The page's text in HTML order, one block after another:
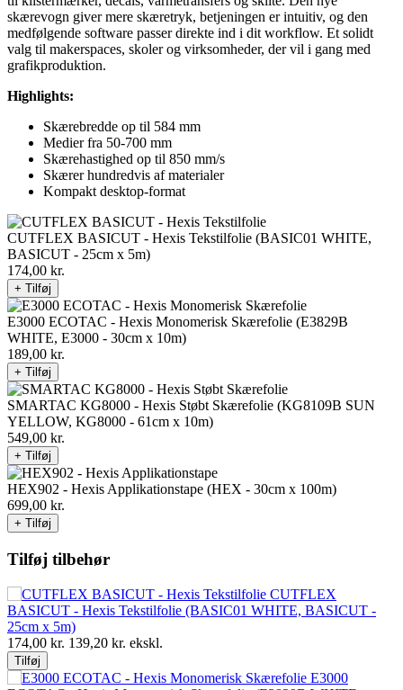
skærevogn giver mere skæretryk, betjeningen er intuitiv, og den
medfølgende software passer direkte ind i dit workflow. Et solidt
valg til makerspaces, skoler og virksomheder, der vil i gang med
grafikproduktion.
Highlights:
Skærebredde op til 584 mm
Medier fra 50-700 mm
Skærehastighed op til 850 mm/s
Skærer hundredvis af materialer
Kompakt desktop-format
CUTFLEX BASICUT - Hexis Tekstilfolie (BASIC01 WHITE,
BASICUT - 25cm x 5m)
174,00 kr.
+ Tilføj
E3000 ECOTAC - Hexis Monomerisk Skærefolie (E3829B
WHITE, E3000 - 30cm x 10m)
189,00 kr.
+ Tilføj
SMARTAC KG8000 - Hexis Støbt Skærefolie (KG8109B SUN
YELLOW, KG8000 - 61cm x 10m)
549,00 kr.
+ Tilføj
HEX902 - Hexis Applikationstape (HEX - 30cm x 100m)
699,00 kr.
+ Tilføj
Tilføj tilbehør
CUTFLEX
BASICUT - Hexis Tekstilfolie (BASIC01 WHITE, BASICUT -
25cm x 5m)
174,00 kr. 139,20 kr. ekskl.
Tilføj
E3000